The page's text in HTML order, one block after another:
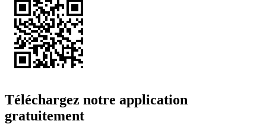
Téléchargez notre application
gratuitement